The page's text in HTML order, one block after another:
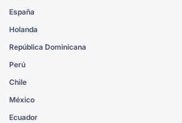
España
Holanda
República Dominicana
Perú
Chile
México
Ecuador